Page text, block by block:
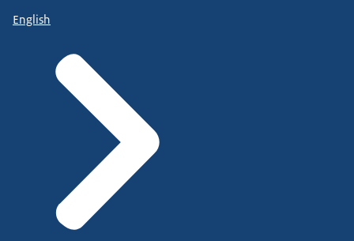
English